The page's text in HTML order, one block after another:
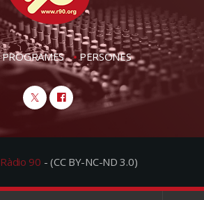
PROGRAMES PERSONES
Ràdio 90 - (CC BY-NC-ND 3.0)